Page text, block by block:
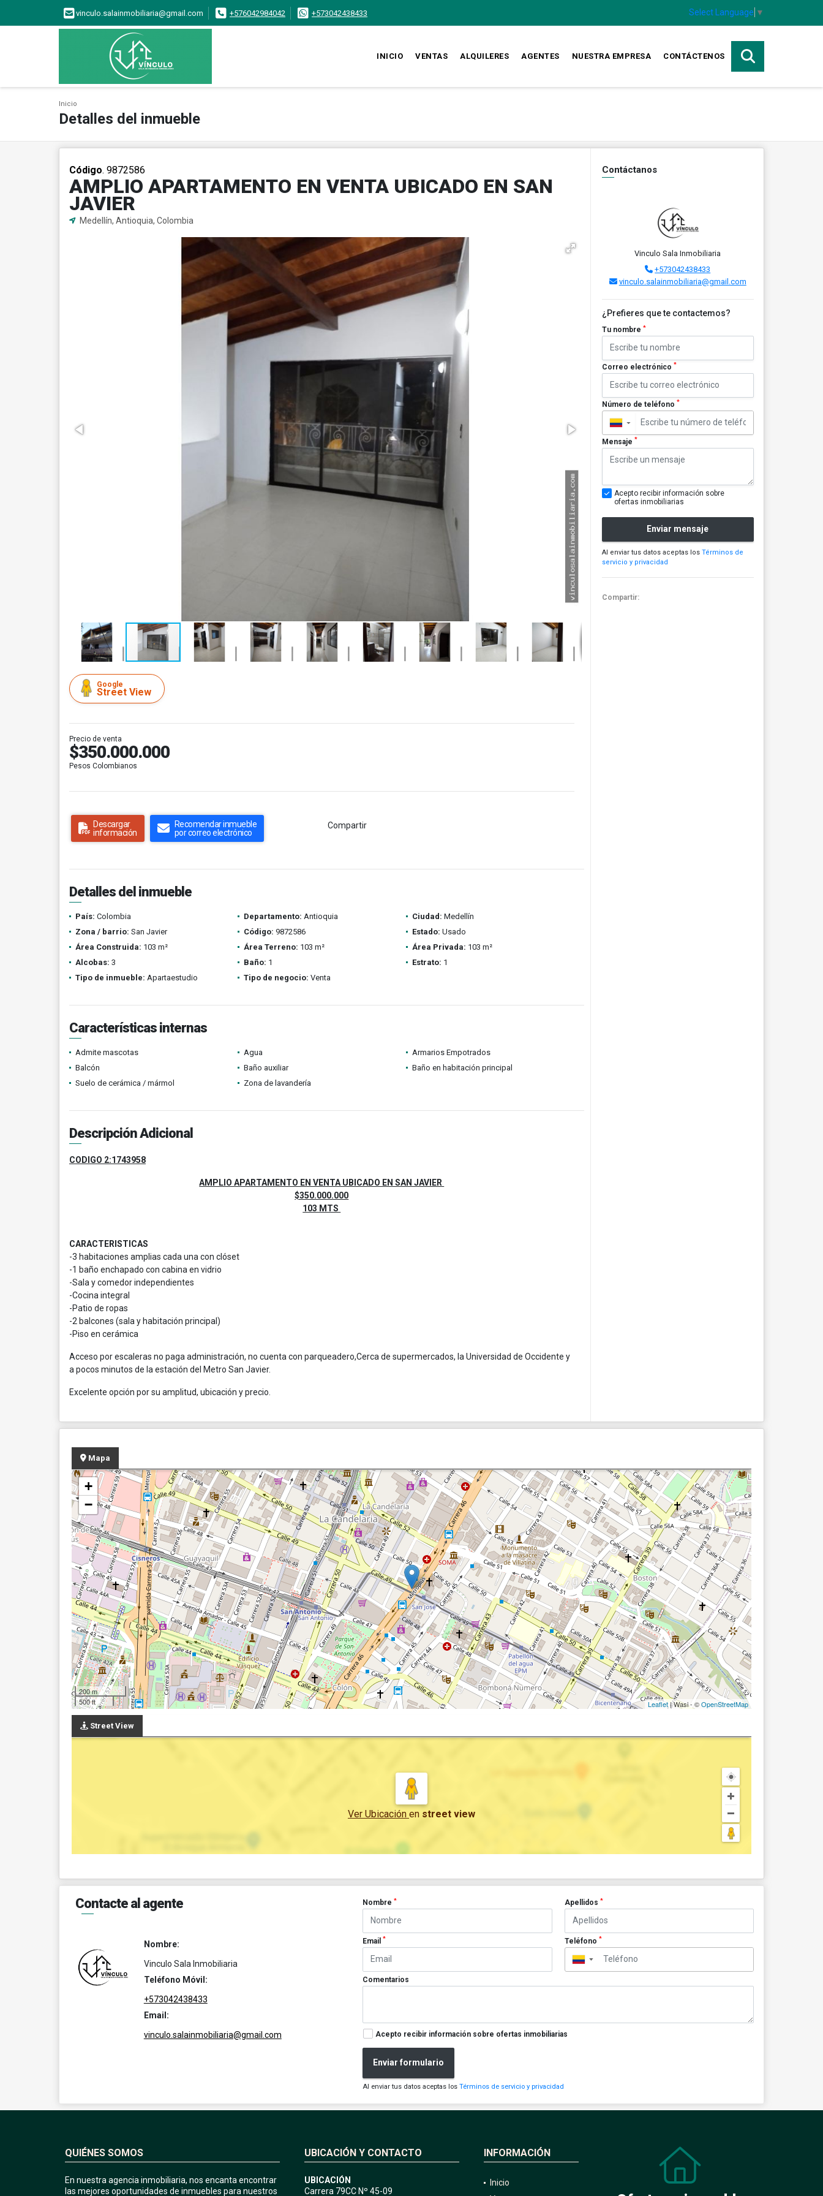
vinculo.salainmobiliaria@gmail.com +576042984042 +573042438433 Select Language ▼
INICIO VENTAS ALQUILERES AGENTES NUESTRA EMPRESA CONTÁCTENOS
Inicio
Detalles del inmueble
Código. 9872586
AMPLIO APARTAMENTO EN VENTA UBICADO EN SAN
JAVIER
Medellín, Antioquia, Colombia
Google
Street View
Precio de venta
$350.000.000
Pesos Colombianos
Descargar
información
Recomendar inmueble
por correo electrónico
Compartir
Detalles del inmueble
País: Colombia Departamento: Antioquia Ciudad: Medellín
Zona / barrio: San Javier Código: 9872586 Estado: Usado
Área Construida: 103 m² Área Terreno: 103 m² Área Privada: 103 m²
Alcobas: 3 Baño: 1 Estrato: 1
Tipo de inmueble: Apartaestudio Tipo de negocio: Venta
Características internas
Admite mascotas Agua
Armarios Empotrados
Balcón
Baño auxiliar
Baño en habitación principal
Suelo de cerámica / mármol
Zona de lavandería
Descripción Adicional
CODIGO 2:1743958
AMPLIO APARTAMENTO EN VENTA UBICADO EN SAN JAVIER
$350.000.000
103 MTS
CARACTERISTICAS
-3 habitaciones amplias cada una con clóset
-1 baño enchapado con cabina en vidrio
-Sala y comedor independientes
-Cocina integral
-Patio de ropas
-2 balcones (sala y habitación principal)
-Piso en cerámica
Acceso por escaleras no paga administración, no cuenta con parqueadero,Cerca de supermercados, la Universidad de Occidente y
a pocos minutos de la estación del Metro San Javier.
Excelente opción por su amplitud, ubicación y precio.
Contáctanos
Vinculo Sala Inmobiliaria
+573042438433
vinculo.salainmobiliaria@gmail.com
¿Prefieres que te contactemos?
Tu nombre *
Correo electrónico *
Número de teléfono *
▼
Mensaje *
Acepto recibir información sobre
ofertas inmobiliarias
Enviar mensaje
Al enviar tus datos aceptas los Términos de
servicio y privacidad
Compartir:
Mapa
+
−
200 m
500 ft
Leaflet| Wasi - ©OpenStreetMap
Street View
Ver Ubicación en street view
Contacte al agente
Nombre:
Vinculo Sala Inmobiliaria
Teléfono Móvil:
+573042438433
Email:
vinculo.salainmobiliaria@gmail.com
Nombre* Apellidos *
Email* Teléfono *
▼
Comentarios
Acepto recibir información sobre ofertas inmobiliarias
Enviar formulario
Al enviar tus datos aceptas losTérminos de servicio y privacidad
QUIÉNES SOMOS
En nuestra agencia inmobiliaria, nos encanta encontrar
las mejores oportunidades de inmuebles para nuestros
UBICACIÓN Y CONTACTO
UBICACIÓN
Carrera 79CC Nº 45-09
INFORMACIÓN
Inicio